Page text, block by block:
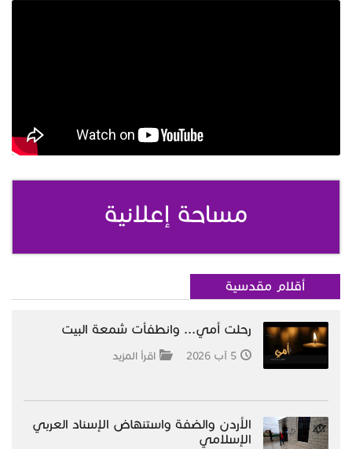
مساحة إعلانية
أقلام مقدسية
رحلت أمي... وانطفأت شمعة البيت
5 آب 2026 اقرأ المزيد
الأردن والضفة واستنهاض الإسناد العربي
الإسلامي